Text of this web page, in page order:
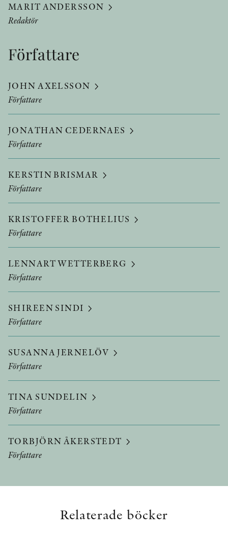
MARIT ANDERSSON
Redaktör
Författare
JOHN AXELSSON
Författare
JONATHAN CEDERNAES
Författare
KERSTIN BRISMAR
Författare
KRISTOFFER BOTHELIUS
Författare
LENNART WETTERBERG
Författare
SHIREEN SINDI
Författare
SUSANNA JERNELÖV
Författare
TINA SUNDELIN
Författare
TORBJÖRN ÅKERSTEDT
Författare
Relaterade böcker